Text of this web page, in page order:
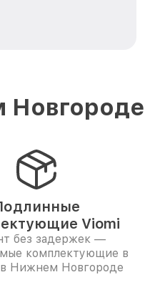
Новгороде
Viomi
без задержек —
комплектующие в
в Нижнем Новгороде